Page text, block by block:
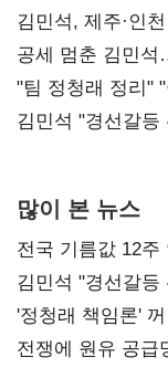
0.86%p(2보)
김민석, 제주·인
공세 멈춘 김민
"팀 정청래 정리"
다툼 격화
김민석 "경선갈
많이 본 뉴스
전국 기름값 12
김민석 "경선갈
사과부터"
'정청래 책임론'
때리기
전쟁에 원유 공